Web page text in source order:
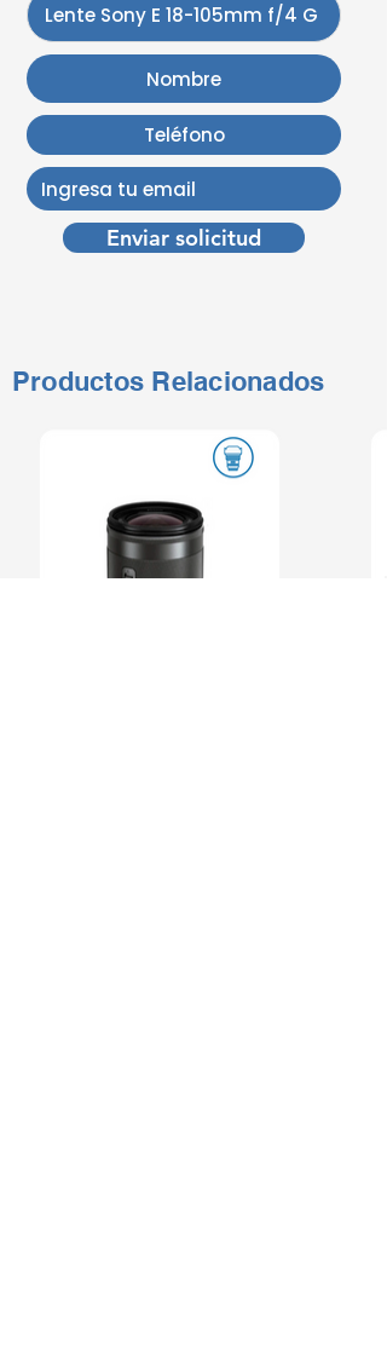
Enviar solicitud
Productos Relacionados